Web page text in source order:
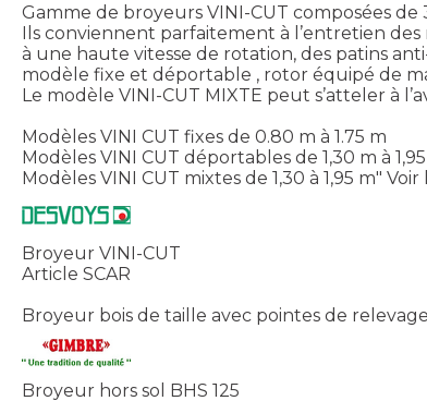
Gamme de broyeurs VINI-CUT composées de
Ils conviennent parfaitement à l’entretien
à une haute vitesse de rotation, des patins
modèle fixe et déportable , rotor équipé de
Le modèle VINI-CUT MIXTE peut s’atteler à
Modèles VINI CUT fixes de 0.80 m à 1.75 m
Modèles VINI CUT déportables de 1,30 m à
Modèles VINI CUT mixtes de 1,30 à 1,95 m" Voir
Broyeur VINI-CUT
Article SCAR
Broyeur bois de taille avec pointes de
Broyeur hors sol BHS 125